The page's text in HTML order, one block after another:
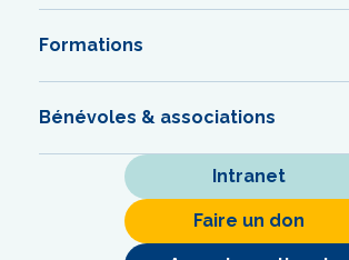
Formations
Bénévoles & associations
Intranet
Faire un don